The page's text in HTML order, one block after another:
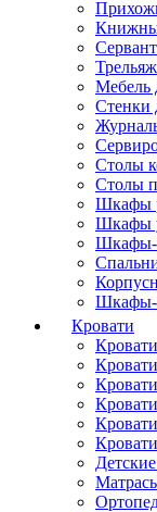
Мебель
Стенки
Столы
Столы
Шкафы
Шкафы
Шкафы-
Шкафы-
Кровати